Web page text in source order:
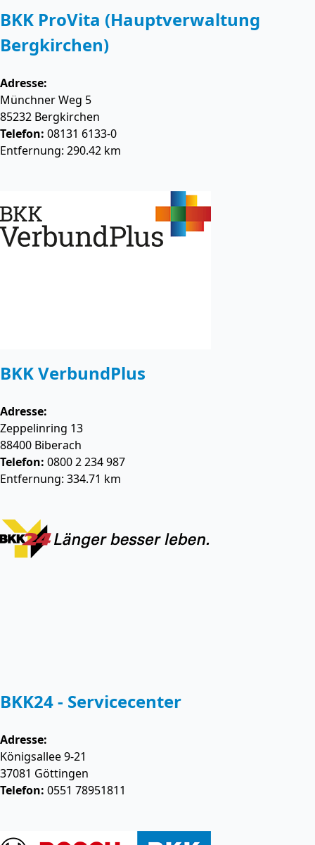
BKK ProVita (Hauptverwaltung
Bergkirchen)
Adresse:
Münchner Weg 5
85232 Bergkirchen
Telefon: 08131 6133-0
Entfernung: 290.42 km
BKK VerbundPlus
Adresse:
Zeppelinring 13
88400 Biberach
Telefon: 0800 2 234 987
Entfernung: 334.71 km
BKK24 - Servicecenter
Adresse:
Königsallee 9-21
37081 Göttingen
Telefon: 0551 78951811